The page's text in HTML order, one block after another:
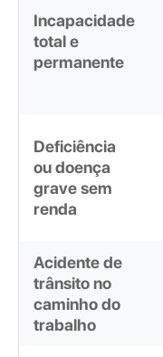
Incapacidade
total e
permanente
Deficiência
ou doença
grave sem
renda
Acidente de
trânsito no
caminho do
trabalho